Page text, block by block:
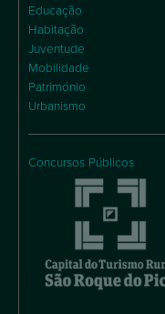
Educação
Habitação
Juventude
Mobilidade
Património
Urbanismo
Concursos Públicos